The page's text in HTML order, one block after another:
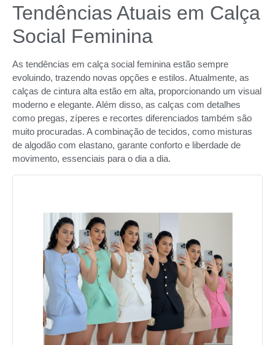
Tendências Atuais em Calça
Social Feminina
As tendências em calça social feminina estão sempre
evoluindo, trazendo novas opções e estilos. Atualmente, as
calças de cintura alta estão em alta, proporcionando um visual
moderno e elegante. Além disso, as calças com detalhes
como pregas, zíperes e recortes diferenciados também são
muito procuradas. A combinação de tecidos, como misturas
de algodão com elastano, garante conforto e liberdade de
movimento, essenciais para o dia a dia.